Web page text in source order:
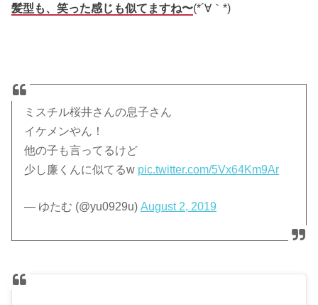
髪型も、笑った感じも似てますね〜(*´∀｀*)
ミスチル桜井さんの息子さん
イケメンやん！
他の子も言ってるけど
少し廉くんに似てるw pic.twitter.com/5Vx64Km9Ar
— ゆたむ (@yu0929u)August 2, 2019